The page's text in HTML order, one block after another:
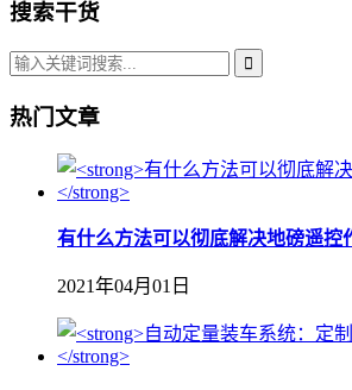
搜索干货
热门文章
有什么方法可以彻底解决地磅遥控
2021年04月01日